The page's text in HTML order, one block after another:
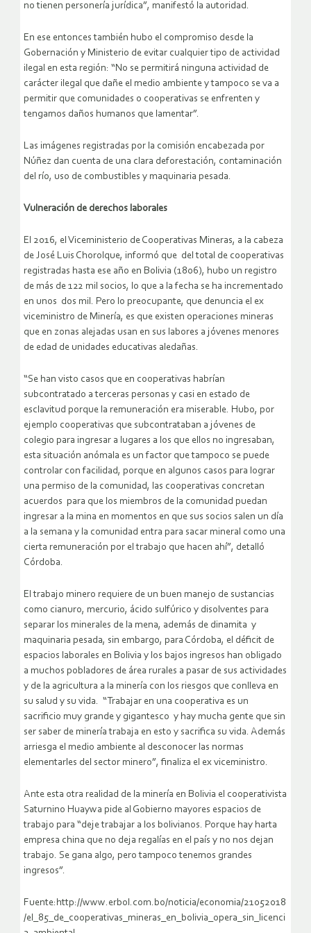
no tienen personería jurídica”, manifestó la autoridad.
En ese entonces también hubo el compromiso desde la
Gobernación y Ministerio de evitar cualquier tipo de actividad
ilegal en esta región: “No se permitirá ninguna actividad de
carácter ilegal que dañe el medio ambiente y tampoco se va a
permitir que comunidades o cooperativas se enfrenten y
tengamos daños humanos que lamentar”.
Las imágenes registradas por la comisión encabezada por
Núñez dan cuenta de una clara deforestación, contaminación
del río, uso de combustibles y maquinaria pesada.
Vulneración de derechos laborales
El 2016, el Viceministerio de Cooperativas Mineras, a la cabeza
de José Luis Chorolque, informó que del total de cooperativas
registradas hasta ese año en Bolivia (1806), hubo un registro
de más de 122 mil socios, lo que a la fecha se ha incrementado
en unos dos mil. Pero lo preocupante, que denuncia el ex
viceministro de Minería, es que existen operaciones mineras
que en zonas alejadas usan en sus labores a jóvenes menores
de edad de unidades educativas aledañas.
“Se han visto casos que en cooperativas habrían
subcontratado a terceras personas y casi en estado de
esclavitud porque la remuneración era miserable. Hubo, por
ejemplo cooperativas que subcontrataban a jóvenes de
colegio para ingresar a lugares a los que ellos no ingresaban,
esta situación anómala es un factor que tampoco se puede
controlar con facilidad, porque en algunos casos para lograr
una permiso de la comunidad, las cooperativas concretan
acuerdos para que los miembros de la comunidad puedan
ingresar a la mina en momentos en que sus socios salen un día
a la semana y la comunidad entra para sacar mineral como una
cierta remuneración por el trabajo que hacen ahí”, detalló
Córdoba.
El trabajo minero requiere de un buen manejo de sustancias
como cianuro, mercurio, ácido sulfúrico y disolventes para
separar los minerales de la mena, además de dinamita y
maquinaria pesada, sin embargo, para Córdoba, el déficit de
espacios laborales en Bolivia y los bajos ingresos han obligado
a muchos pobladores de área rurales a pasar de sus actividades
y de la agricultura a la minería con los riesgos que conlleva en
su salud y su vida. “Trabajar en una cooperativa es un
sacrificio muy grande y gigantesco y hay mucha gente que sin
ser saber de minería trabaja en esto y sacrifica su vida. Además
arriesga el medio ambiente al desconocer las normas
elementarles del sector minero”, finaliza el ex viceministro.
Ante esta otra realidad de la minería en Bolivia el cooperativista
Saturnino Huaywa pide al Gobierno mayores espacios de
trabajo para “deje trabajar a los bolivianos. Porque hay harta
empresa china que no deja regalías en el país y no nos dejan
trabajo. Se gana algo, pero tampoco tenemos grandes
ingresos”.
Fuente:http://www.erbol.com.bo/noticia/economia/21052018
/el_85_de_cooperativas_mineras_en_bolivia_opera_sin_licenci